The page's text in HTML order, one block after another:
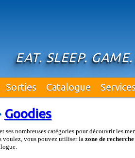
EAT. SLEEP.
Sorties Catalogue Services
Goodies
ses nombreuses catégories pour découvrir les
voulez, vous pouvez utiliser la zone de